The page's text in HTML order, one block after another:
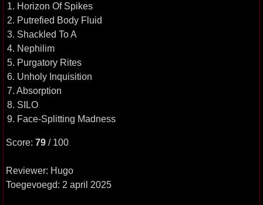
1. Horizon Of Spikes
2. Putrefied Body Fluid
3. Shackled To A
4. Nephilim
5. Purgatory Rites
6. Unholy Inquisition
7. Absorption
8. SILO
9. Face-Splitting Madness
Score: 79 / 100
Reviewer: Hugo
Toegevoegd: 2 april 2025